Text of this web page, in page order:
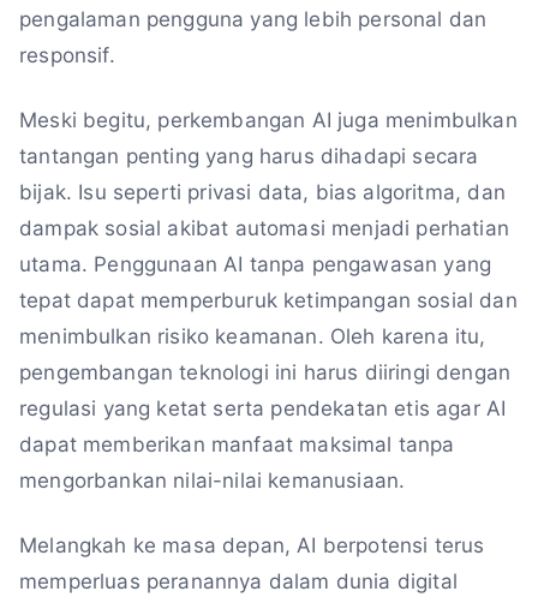
pengalaman pengguna yang lebih personal dan
responsif.
Meski begitu, perkembangan AI juga menimbulkan
tantangan penting yang harus dihadapi secara
bijak. Isu seperti privasi data, bias algoritma, dan
dampak sosial akibat automasi menjadi perhatian
utama. Penggunaan AI tanpa pengawasan yang
tepat dapat memperburuk ketimpangan sosial dan
menimbulkan risiko keamanan. Oleh karena itu,
pengembangan teknologi ini harus diiringi dengan
regulasi yang ketat serta pendekatan etis agar AI
dapat memberikan manfaat maksimal tanpa
mengorbankan nilai-nilai kemanusiaan.
Melangkah ke masa depan, AI berpotensi terus
memperluas peranannya dalam dunia digital